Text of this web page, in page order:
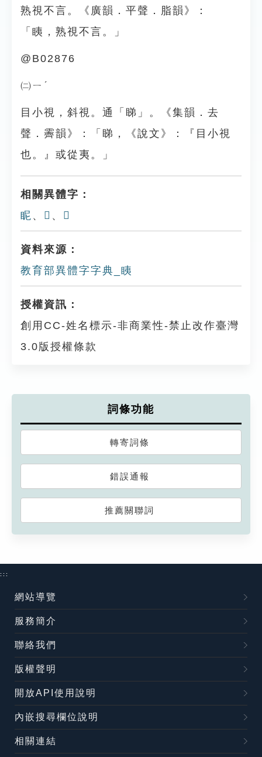
熟視不言。《廣韻．平聲．脂韻》：
「眱，熟視不言。」
@B02876
㈡ㄧˊ
目小視，斜視。通「睇」。《集韻．去
聲．霽韻》：「睇，《說文》：『目小視
也。』或從夷。」
相關異體字：
眤 、 𥄿 、 𥅣
資料來源：
教育部異體字字典_眱
授權資訊：
創用CC-姓名標示-非商業性-禁止改作臺灣
3.0版授權條款
詞條功能
轉寄詞條
錯誤通報
推薦關聯詞
:::
網站導覽
服務簡介
聯絡我們
版權聲明
開放API使用說明
內嵌搜尋欄位說明
相關連結